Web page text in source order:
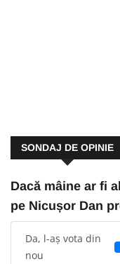
SONDAJ DE OPINIE
Dacă mâine ar fi
pe Nicușor Dan
Da, l-aș vota din
nou